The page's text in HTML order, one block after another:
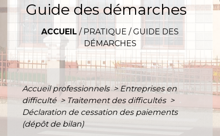
Guide des démarches
ACCUEIL / PRATIQUE /GUIDE DES
DÉMARCHES
Accueil professionnels> Entreprises en
difficulté > Traitement des difficultés >
Déclaration de cessation des paiements
(dépôt de bilan)